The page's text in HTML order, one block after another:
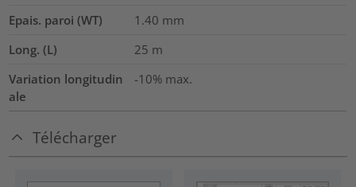
Epais. paroi (WT) 1.40 mm
Long. (L)
25 m
Variation longitudin
ale
-10% max.
Télécharger